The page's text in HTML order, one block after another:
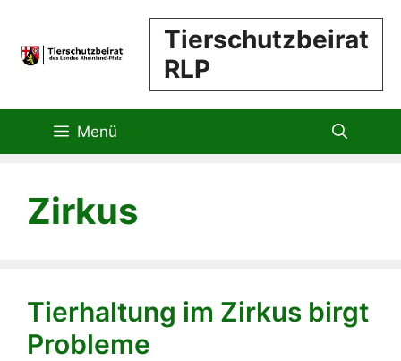
springen
Tierschutzbeirat
RLP
Menü
Zirkus
Tierhaltung im Zirkus birgt
Probleme